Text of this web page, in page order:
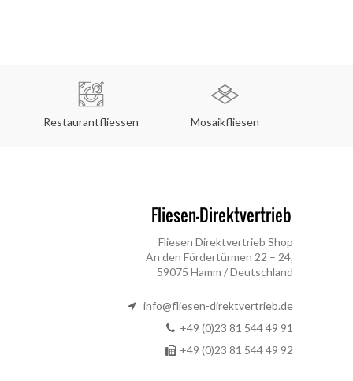
Restaurantfliessen Mosaikfliesen
Fliesen Direktvertrieb Shop
An den Fördertürmen 22 – 24,
59075 Hamm / Deutschland
info@fliesen-direktvertrieb.de
+49 (0)23 81 544 49 91
+49 (0)23 81 544 49 92